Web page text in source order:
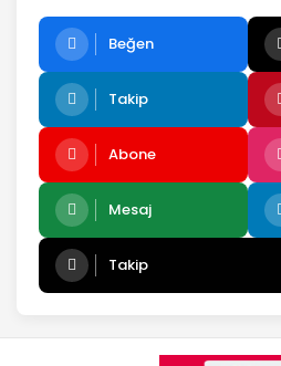
Beğen
Takip
Abone
Mesaj
Takip